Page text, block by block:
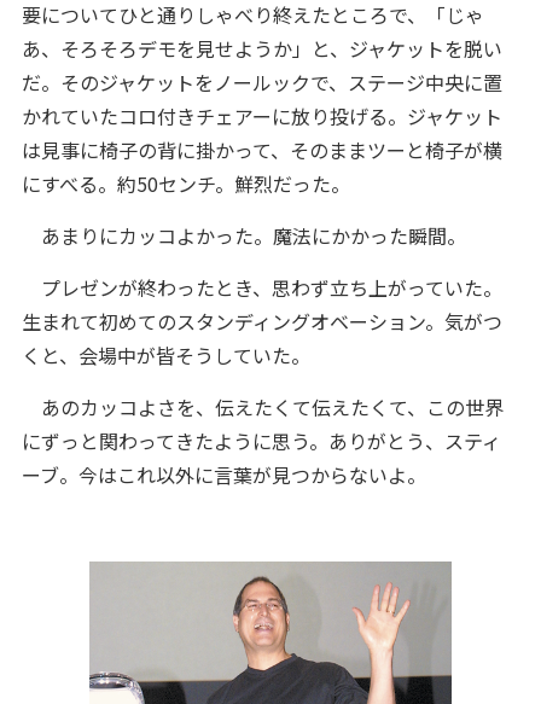
要についてひと通りしゃべり終えたところで、「じゃ
あ、そろそろデモを見せようか」と、ジャケットを脱い
だ。そのジャケットをノールックで、ステージ中央に置
かれていたコロ付きチェアーに放り投げる。ジャケット
は見事に椅子の背に掛かって、そのままツーと椅子が横
にすべる。約50センチ。鮮烈だった。
あまりにカッコよかった。魔法にかかった瞬間。
プレゼンが終わったとき、思わず立ち上がっていた。
生まれて初めてのスタンディングオベーション。気がつ
くと、会場中が皆そうしていた。
あのカッコよさを、伝えたくて伝えたくて、この世界
にずっと関わってきたように思う。ありがとう、スティ
ーブ。今はこれ以外に言葉が見つからないよ。